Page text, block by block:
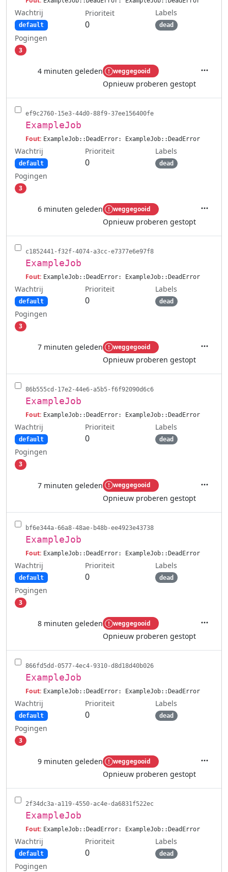
Wachtrij
default
Prioriteit
0
Labels
dead
Pogingen
3
4 minuten geleden weggegooid
Opnieuw proberen gestopt
ef9c2760-15e3-44d0-88f9-37ee156400fe
ExampleJob
Fout: ExampleJob::DeadError: ExampleJob::DeadError
Wachtrij
default
Prioriteit
0
Labels
dead
Pogingen
3
6 minuten geleden weggegooid
Opnieuw proberen gestopt
c1852441-f32f-4074-a3cc-e7377e6e97f8
ExampleJob
Fout: ExampleJob::DeadError: ExampleJob::DeadError
Wachtrij
default
Prioriteit
0
Labels
dead
Pogingen
3
7 minuten geleden weggegooid
Opnieuw proberen gestopt
86b555cd-17e2-44e6-a5b5-f6f92090d6c6
ExampleJob
Fout: ExampleJob::DeadError: ExampleJob::DeadError
Wachtrij
default
Prioriteit
0
Labels
dead
Pogingen
3
7 minuten geleden weggegooid
Opnieuw proberen gestopt
Acties
bf6e344a-66a8-48ae-b48b-ee4923e43738
ExampleJob
Fout: ExampleJob::DeadError: ExampleJob::DeadError
Wachtrij
default
Prioriteit
0
Labels
dead
Pogingen
3
8 minuten geleden weggegooid
Opnieuw proberen gestopt
866fd5dd-0577-4ec4-9310-d8d18d40b026
ExampleJob
Fout: ExampleJob::DeadError: ExampleJob::DeadError
Wachtrij
default
Prioriteit
0
Labels
dead
Pogingen
3
9 minuten geleden weggegooid
Opnieuw proberen gestopt
2f34dc3a-a119-4550-ac4e-da6831f522ec
ExampleJob
Fout: ExampleJob::DeadError: ExampleJob::DeadError
Wachtrij
default
Prioriteit
0
Labels
dead
Pogingen